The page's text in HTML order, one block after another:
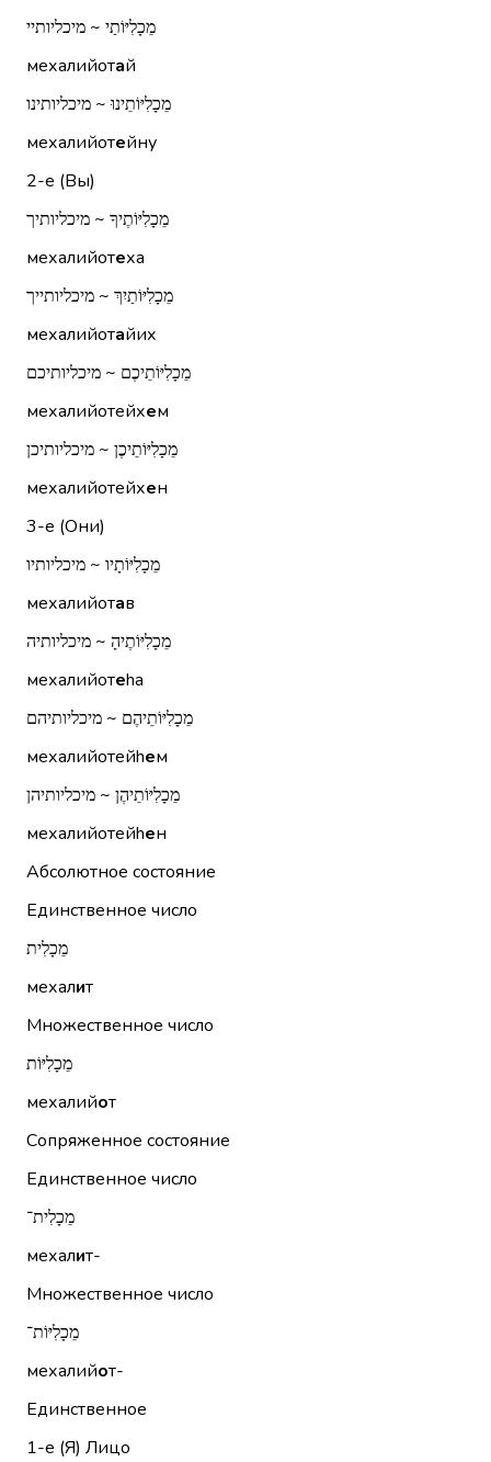
מֵכָלִיּוֹתַי ~ מיכליותיי
мехалийотай
מֵכָלִיּוֹתֵינוּ ~ מיכליותינו
мехалийотейну
2-е (Вы)
מֵכָלִיּוֹתֶיךָ ~ מיכליותיך
мехалийотеха
מֵכָלִיּוֹתַיִךְ ~ מיכליותייך
мехалийотайих
מֵכָלִיּוֹתֵיכֶם ~ מיכליותיכם
мехалийотейхем
מֵכָלִיּוֹתֵיכֶן ~ מיכליותיכן
мехалийотейхен
3-е (Они)
מֵכָלִיּוֹתָיו ~ מיכליותיו
мехалийотав
מֵכָלִיּוֹתֶיהָ ~ מיכליותיה
мехалийотеhа
מֵכָלִיּוֹתֵיהֶם ~ מיכליותיהם
мехалийотейhем
מֵכָלִיּוֹתֵיהֶן ~ מיכליותיהן
мехалийотейhен
Абсолютное состояние
Единственное число
מֵכָלִית
мехалит
Множественное число
מֵכָלִיּוֹת
мехалийот
Сопряженное состояние
Единственное число
מֵכָלִית־
мехалит-
Множественное число
מֵכָלִיּוֹת־
мехалийот-
Единственное
1-е (Я) Лицо